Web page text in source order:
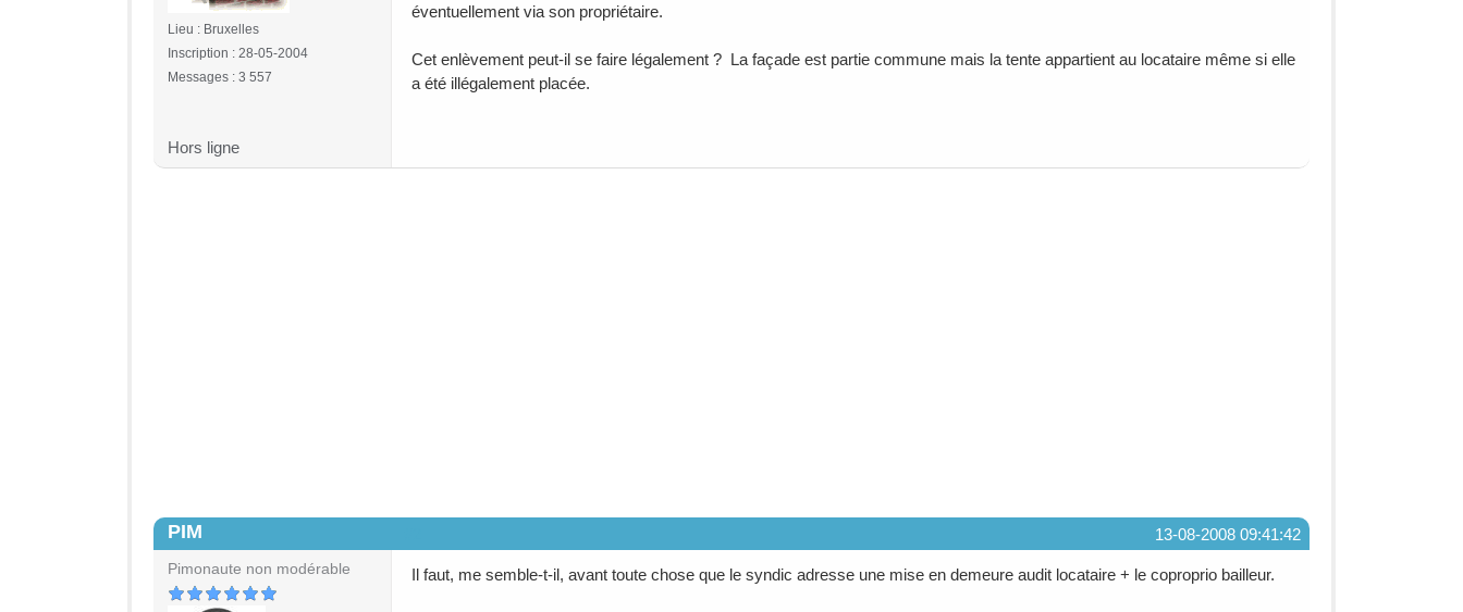
Lieu : Bruxelles
Inscription : 28-05-2004
Messages : 3 557
éventuellement via son propriétaire.
Cet enlèvement peut-il se faire légalement ? La façade est partie commune mais la tente appartient au locataire même si elle
a été illégalement placée.
Hors ligne
13-08-2008 09:41:42
PIM
Pimonaute non modérable Il faut, me semble-t-il, avant toute chose que le syndic adresse une mise en demeure audit locataire + le coproprio bailleur.